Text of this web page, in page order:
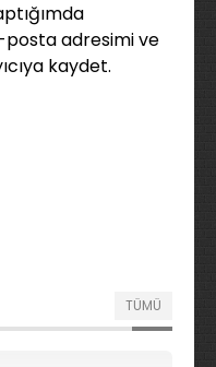
posta adresimi ve
kaydet.
TÜMÜ